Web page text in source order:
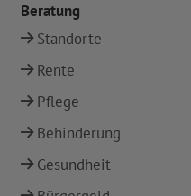
Beratung
Standorte
Rente
Pflege
Behinderung
Gesundheit